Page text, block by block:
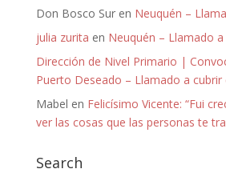
Don Bosco Suren Neuquén –
julia zurita en Neuquén – Llamado
Dirección de Nivel Primario |
Puerto Deseado – Llamado a cubrir
Mabel en Felicísimo Vicente: “Fui
ver las cosas que las personas te
Search